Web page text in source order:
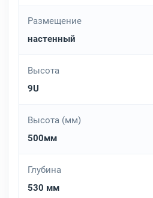
Размещение
настенный
Высота
9U
Высота (мм)
500мм
Глубина
530 мм